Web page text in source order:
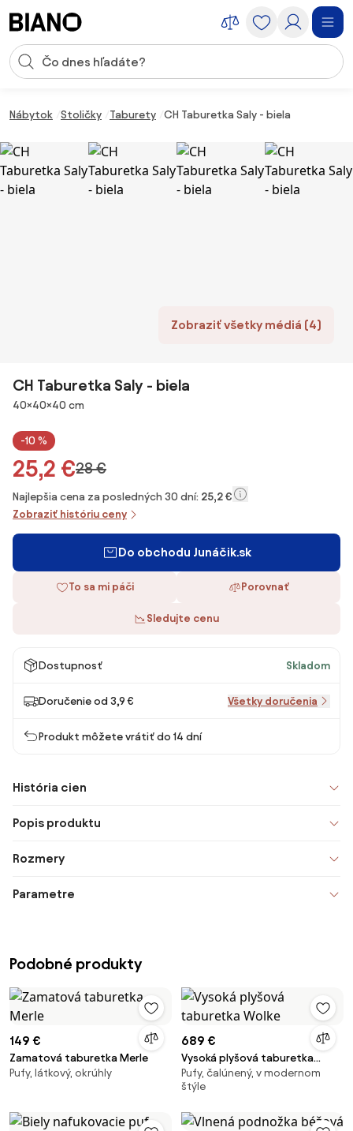
Vstup pre vyhľadávanie
Nábytok Stoličky Taburety CH Taburetka Saly - biela
Zobraziť všetky médiá (4)
CH Taburetka Saly - biela
Rozmery
40×40×40 cm
-10 %
25,2 €28 €
Najlepšia cena za posledných 30 dní: 25,2 €
Zobraziť históriu ceny
Do obchodu Junáčik.sk
To sa mi páči Porovnať
Sledujte cenu
Dostupnosť Skladom
Doručenie od 3,9 € Všetky doručenia
Produkt môžete vrátiť do 14 dní
História cien
Popis produktu
Rozmery
Parametre
Podobné produkty
149 €
Zamatová taburetka Merle
Pufy, látkový, okrúhly
689 €
Vysoká plyšová taburetka
Wolke
Pufy, čalúnený, v modernom
štýle